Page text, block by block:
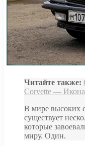
Читайте также:
Corvette —
В мире высоких
существует
которые
миру. Один.